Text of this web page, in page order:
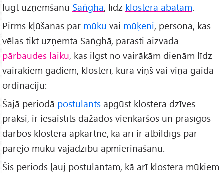
lūgt uzņemšanu Saṅghā, līdz klostera abatam.
Pirms kļūšanas par mūku vai mūķeni, persona, kas
vēlas tikt uzņemta Saṅghā, parasti aizvada
pārbaudes laiku, kas ilgst no vairākām dienām līdz
vairākiem gadiem, klosterī, kurā viņš vai viņa gaida
ordināciju:
Šajā periodā postulants apgūst klostera dzīves
praksi, ir iesaistīts dažādos vienkāršos un prasīgos
darbos klostera apkārtnē, kā arī ir atbildīgs par
pārējo mūku vajadzību apmierināšanu.
Šis periods ļauj postulantam, kā arī klostera mūkiem